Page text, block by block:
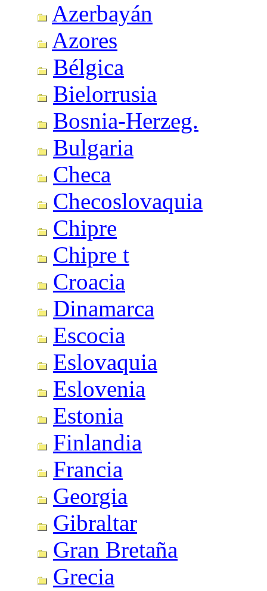
Azerbayán
Azores
Bélgica
Bielorrusia
Bosnia-Herzeg.
Bulgaria
Checa
Checoslovaquia
Chipre
Chipre t
Croacia
Dinamarca
Escocia
Eslovaquia
Eslovenia
Estonia
Finlandia
Francia
Georgia
Gibraltar
Gran Bretaña
Grecia